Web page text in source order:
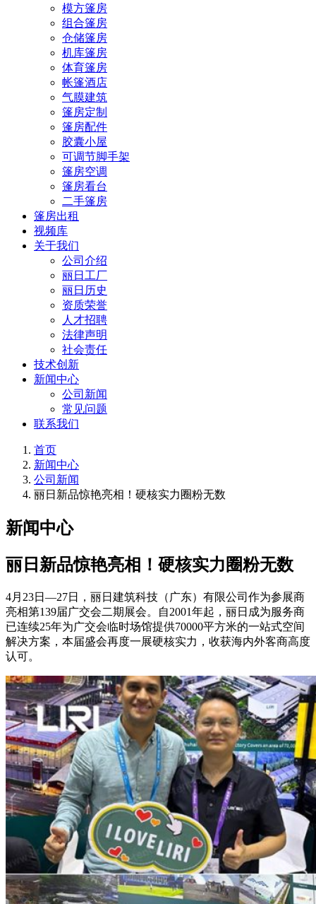
模方篷房
组合篷房
仓储篷房
机库篷房
体育篷房
帐篷酒店
气膜建筑
篷房定制
篷房配件
胶囊小屋
可调节脚手架
篷房空调
篷房看台
二手篷房
篷房出租
视频库
关于我们
公司介绍
丽日工厂
丽日历史
资质荣誉
人才招聘
法律声明
社会责任
技术创新
新闻中心
公司新闻
常见问题
联系我们
首页
新闻中心
公司新闻
丽日新品惊艳亮相！硬核实力圈粉无数
新闻中心
丽日新品惊艳亮相！硬核实力圈粉无数
4月23日—27日，丽日建筑科技（广东）有限公司作为参展商
亮相第139届广交会二期展会。自2001年起，丽日成为服务商
已连续25年为广交会临时场馆提供70000平方米的一站式空间
解决方案，本届盛会再度一展硬核实力，收获海内外客商高度
认可。